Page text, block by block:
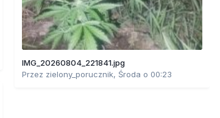
IMG_20260804_221841.jpg
Przez zielony_porucznik, Środa o 00:23